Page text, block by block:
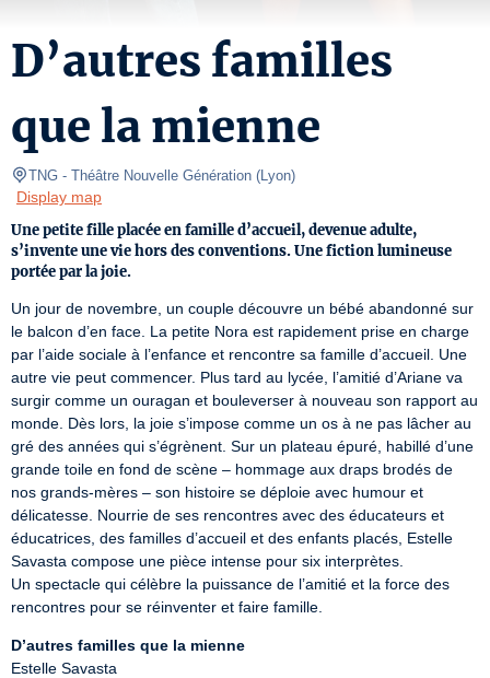
D’autres familles
que la mienne
TNG - Théâtre Nouvelle Génération (Lyon)
Display map
Une petite fille placée en famille d’accueil, devenue adulte,
s’invente une vie hors des conventions. Une fiction lumineuse
portée par la joie.
Un jour de novembre, un couple découvre un bébé abandonné sur
le balcon d’en face. La petite Nora est rapidement prise en charge
par l’aide sociale à l’enfance et rencontre sa famille d’accueil. Une
autre vie peut commencer. Plus tard au lycée, l’amitié d’Ariane va
surgir comme un ouragan et bouleverser à nouveau son rapport au
monde. Dès lors, la joie s’impose comme un os à ne pas lâcher au
gré des années qui s’égrènent. Sur un plateau épuré, habillé d’une
grande toile en fond de scène – hommage aux draps brodés de
nos grands-mères – son histoire se déploie avec humour et
délicatesse. Nourrie de ses rencontres avec des éducateurs et
éducatrices, des familles d’accueil et des enfants placés, Estelle
Savasta compose une pièce intense pour six interprètes.
Un spectacle qui célèbre la puissance de l’amitié et la force des
rencontres pour se réinventer et faire famille.
D’autres familles que la mienne
Estelle Savasta